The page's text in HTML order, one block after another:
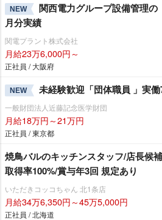
NEW
関西電力グループ設備管理の
月分実績
関電プラント株式会社
月給23万6,000円～
正社員 / 大阪府
NEW 未経験歓迎「団体職員 」実
一般財団法人近藤記念医学財団
月給18万円～21万円
正社員 / 東京都
焼鳥バルのキッチンスタッフ/店長候
取得率100%/賞与年3回 規定あり
いただきコッコちゃん 北1条店
月給34万6,350円～45万5,000円
正社員 / 北海道